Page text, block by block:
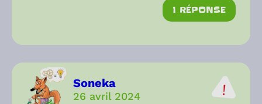
1 RÉPONSE
Soneka
26 avril 2024